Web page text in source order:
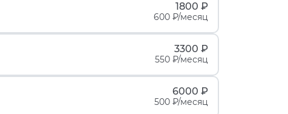
1800 ₽
600 ₽/месяц
3300 ₽
550 ₽/месяц
6000 ₽
500 ₽/месяц